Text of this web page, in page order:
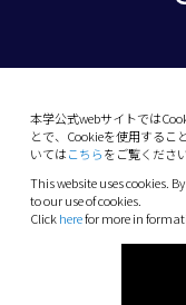
本学公式webサイトでは
とで、Cookieを使用するこ
いてはこちらをご覧ください
This website uses cookies.
to our use of cookies.
Clickherefor more in
10-13 Dogo-
Phone: +81 89-927-
(C)